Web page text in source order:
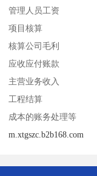
管理人员工资
项目核算
核算公司毛利
应收应付账款
主营业务收入
工程结算
成本的账务处理等
m.xtgszc.b2b168.com